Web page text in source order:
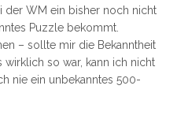
der WM ein bisher noch nicht
Puzzle bekommt.
– sollte mir die Bekanntheit
so war, kann ich nicht
nie ein unbekanntes 500-